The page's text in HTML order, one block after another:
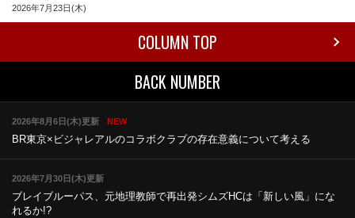
2026年7月23日(木)
COLUMN TOP
BACK NUMBER
2026年8月6日(木)更新 NEW
BR東京×ビジャレアルのコラボクラブの存在意義について考える
2026年7月30日(木)更新
ブレイブルーパス、元地理教師で再出発シムズHCは「新しい風」にな
れるか!?